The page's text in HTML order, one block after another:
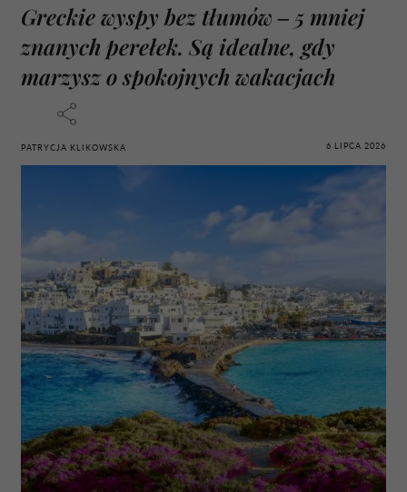
Greckie wyspy bez tłumów – 5 mniej
znanych perełek. Są idealne, gdy
marzysz o spokojnych wakacjach
PATRYCJA KLIKOWSKA 6 LIPCA 2026